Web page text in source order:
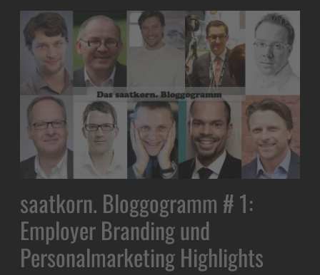
saatkorn. Bloggogramm # 1:
Employer Branding und
Personalmarketing Highlights